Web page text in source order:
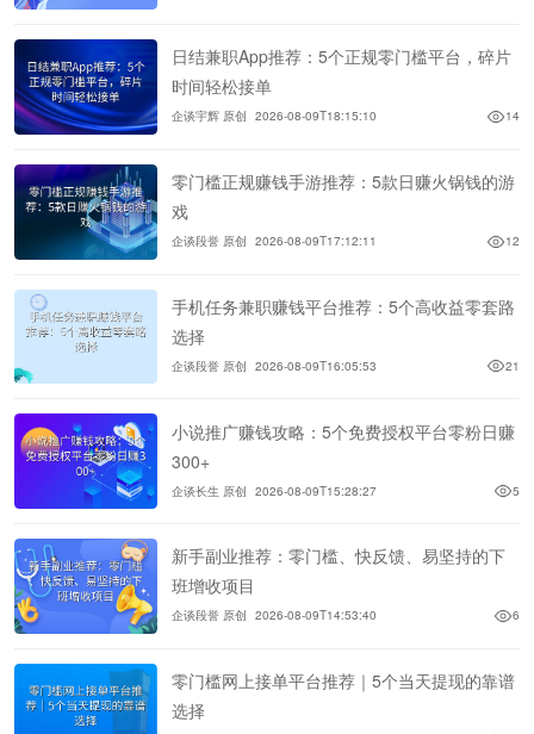
日结兼职App推荐：5个正规零门槛平台，碎片
时间轻松接单
企谈宇辉 原创 2026-08-09T18:15:10 14
零门槛正规赚钱手游推荐：5款日赚火锅钱的游
戏
企谈段誉 原创 2026-08-09T17:12:11 12
手机任务兼职赚钱平台推荐：5个高收益零套路
选择
企谈段誉 原创 2026-08-09T16:05:53 21
小说推广赚钱攻略：5个免费授权平台零粉日赚
300+
企谈长生 原创 2026-08-09T15:28:27 5
新手副业推荐：零门槛、快反馈、易坚持的下
班增收项目
企谈段誉 原创 2026-08-09T14:53:40 6
零门槛网上接单平台推荐｜5个当天提现的靠谱
选择